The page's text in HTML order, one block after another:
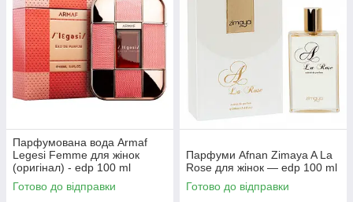
Парфумована вода Armaf
Legesi Femme для жінок
(оригінал) - edp 100 ml
Готово до відправки
Парфуми Afnan Zimaya A La
Rose для жінок — edp 100 ml
Готово до відправки